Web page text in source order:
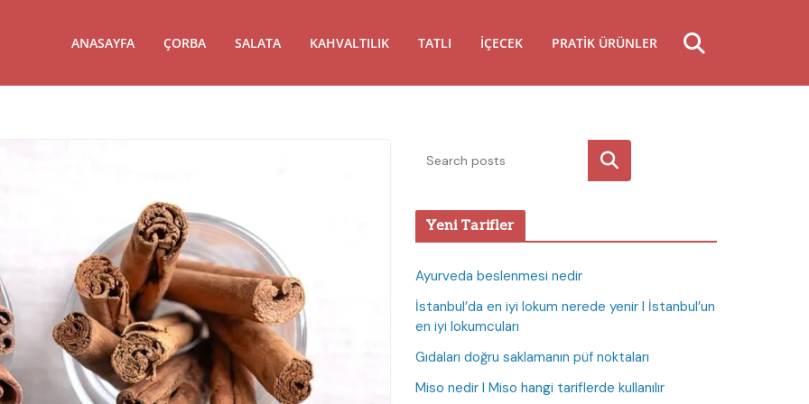
ANASAYFA ÇORBA SALATA KAHVALTILIK TATLI İÇECEK PRATIK ÜRÜNLER
Ara
Yeni Tarifler
Ayurveda beslenmesi nedir
İstanbul’da en iyi lokum nerede yenir I İstanbul’un
en iyi lokumcuları
Gıdaları doğru saklamanın püf noktaları
Miso nedir I Miso hangi tariflerde kullanılır